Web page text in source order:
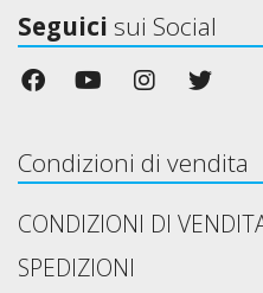
Seguici sui Social
Condizioni di vendita
CONDIZIONI DI
SPEDIZIONI